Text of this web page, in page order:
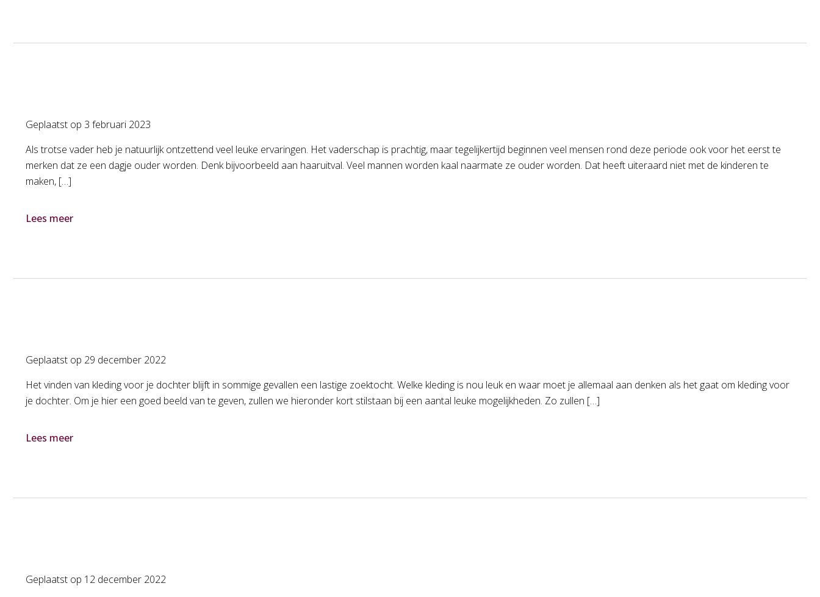
Geplaatst op 3 februari 2023
Als trotse vader heb je natuurlijk ontzettend veel leuke ervaringen. Het vaderschap is prachtig, maar tegelijkertijd beginnen veel mensen rond deze periode ook voor het eerst te
merken dat ze een dagje ouder worden. Denk bijvoorbeeld aan haaruitval. Veel mannen worden kaal naarmate ze ouder worden. Dat heeft uiteraard niet met de kinderen te
maken, […]
Lees meer
Geplaatst op 29 december 2022
Het vinden van kleding voor je dochter blijft in sommige gevallen een lastige zoektocht. Welke kleding is nou leuk en waar moet je allemaal aan denken als het gaat om kleding voor
je dochter. Om je hier een goed beeld van te geven, zullen we hieronder kort stilstaan bij een aantal leuke mogelijkheden. Zo zullen […]
Lees meer
Geplaatst op 12 december 2022